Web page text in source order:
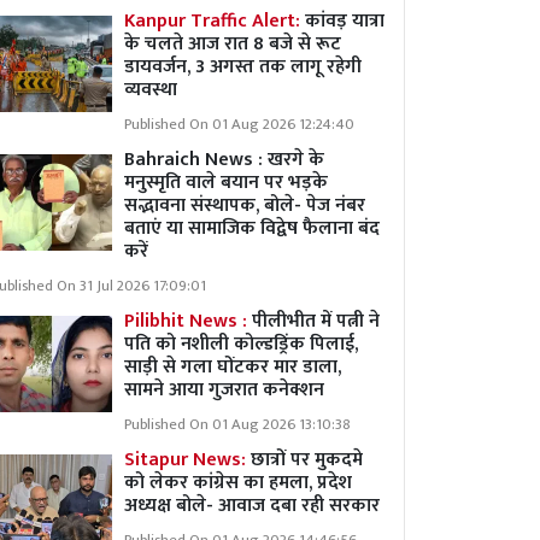
Kanpur Traffic Alert:कांवड़ यात्रा
के चलते आज रात 8 बजे से रूट
डायवर्जन, 3 अगस्त तक लागू रहेगी
व्यवस्था
Published On 01 Aug 2026 12:24:40
Bahraich News : खरगे के
मनुस्मृति वाले बयान पर भड़के
सद्भावना संस्थापक, बोले- पेज नंबर
बताएं या सामाजिक विद्वेष फैलाना बंद
करें
On 31 Jul 2026 17:09:01
Pilibhit News :पीलीभीत में पत्नी ने
पति को नशीली कोल्डड्रिंक पिलाई,
साड़ी से गला घोंटकर मार डाला,
सामने आया गुजरात कनेक्शन
Published On 01 Aug 2026 13:10:38
Sitapur News:छात्रों पर मुकदमे
को लेकर कांग्रेस का हमला, प्रदेश
अध्यक्ष बोले- आवाज दबा रही सरकार